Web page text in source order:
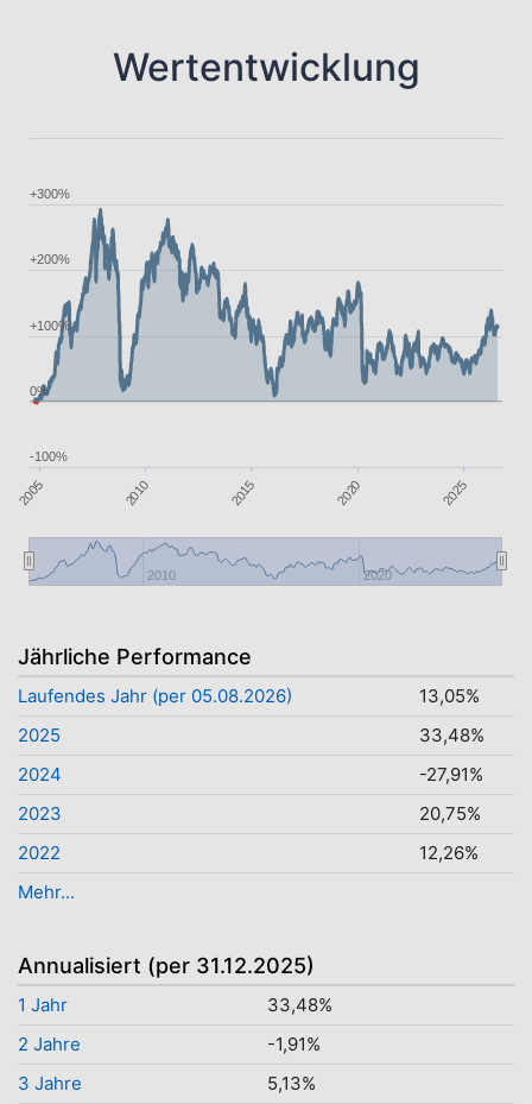
Wertentwicklung
2005 2010 2015 2020 2025
2010 2020
-100%
0%
+100%
+200%
+300%
Jährliche Performance
Laufendes Jahr (per 05.08.2026)
13,05%
2025
33,48%
2024
-27,91%
2023
20,75%
2022
12,26%
Mehr...
Annualisiert (per 31.12.2025)
1 Jahr
33,48%
2 Jahre
-1,91%
3 Jahre
5,13%